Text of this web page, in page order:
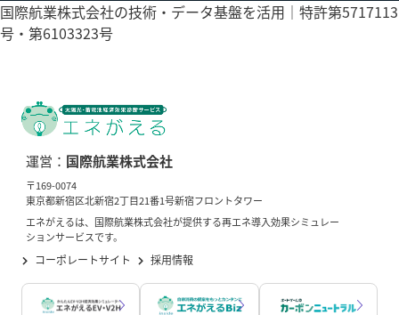
国際航業株式会社の技術・データ基盤を活用｜特許第5717113
号・第6103323号
運営： 国際航業株式会社
〒169-0074
東京都新宿区北新宿2丁目21番1号新宿フロントタワー
エネがえるは、国際航業株式会社が提供する再エネ導入効果シミュレー
ションサービスです。
コーポレートサイト 採用情報